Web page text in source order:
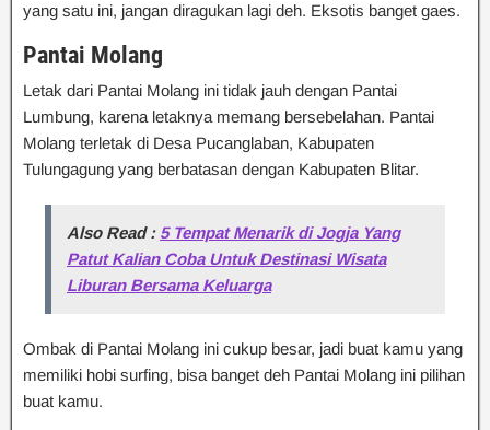
yang satu ini, jangan diragukan lagi deh. Eksotis banget gaes.
Pantai Molang
Letak dari Pantai Molang ini tidak jauh dengan Pantai
Lumbung, karena letaknya memang bersebelahan. Pantai
Molang terletak di Desa Pucanglaban, Kabupaten
Tulungagung yang berbatasan dengan Kabupaten Blitar.
Also Read : 5 Tempat Menarik di Jogja Yang
Patut Kalian Coba Untuk Destinasi Wisata
Liburan Bersama Keluarga
Ombak di Pantai Molang ini cukup besar, jadi buat kamu yang
memiliki hobi surfing, bisa banget deh Pantai Molang ini pilihan
buat kamu.